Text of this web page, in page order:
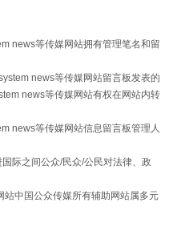
传统村落焕发生机
news等传媒网站拥有管理笔名和留
news等传媒网站留言板发表的
news等传媒网站有权在网站内转
news等传媒网站信息留言板管理人
际之间公众/民众/公民对法律、政
中国公众传媒所有辅助网站属多元